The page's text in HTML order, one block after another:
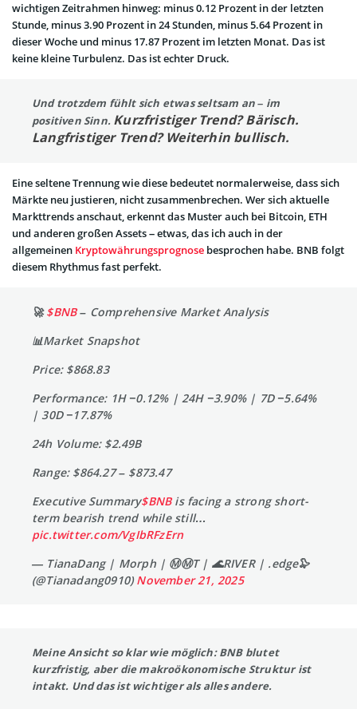
wichtigen Zeitrahmen hinweg: minus 0.12 Prozent in der letzten
Stunde, minus 3.90 Prozent in 24 Stunden, minus 5.64 Prozent in
dieser Woche und minus 17.87 Prozent im letzten Monat. Das ist
keine kleine Turbulenz. Das ist echter Druck.
Und trotzdem fühlt sich etwas seltsam an – im
positiven Sinn. Kurzfristiger Trend? Bärisch.
Langfristiger Trend? Weiterhin bullisch.
Eine seltene Trennung wie diese bedeutet normalerweise, dass sich
Märkte neu justieren, nicht zusammenbrechen. Wer sich aktuelle
Markttrends anschaut, erkennt das Muster auch bei Bitcoin, ETH
und anderen großen Assets – etwas, das ich auch in der
allgemeinen Kryptowährungsprognose besprochen habe. BNB folgt
diesem Rhythmus fast perfekt.
🚀$BNB– Comprehensive Market Analysis
📊Market Snapshot
Price: $868.83
Performance: 1H −0.12% | 24H −3.90% | 7D −5.64%
| 30D −17.87%
24h Volume: $2.49B
Range: $864.27 – $873.47
Executive Summary$BNBis facing a strong short-
term bearish trend while still…
pic.twitter.com/VgIbRFzErn
— TianaDang | Morph | Ⓜ️Ⓜ️T | 🌊RIVER | .edge🦭
(@Tianadang0910)November 21, 2025
Meine Ansicht so klar wie möglich: BNB blutet
kurzfristig, aber die makroökonomische Struktur ist
intakt. Und das ist wichtiger als alles andere.